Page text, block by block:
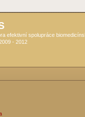
efektivní spolupráce
- 2012